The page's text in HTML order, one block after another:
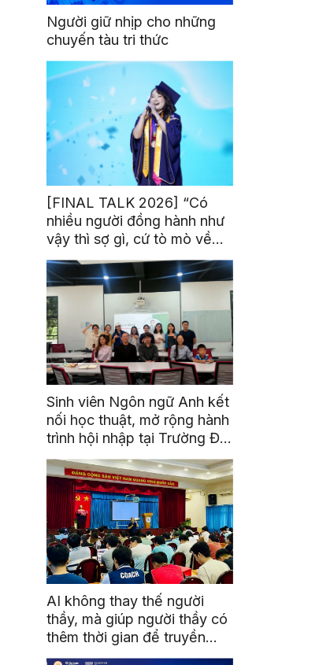
Người giữ nhịp cho những
chuyến tàu tri thức
[FINAL TALK 2026] “Có
nhiều người đồng hành như
vậy thì sợ gì, cứ tò mò về
thế giới thôi”
Sinh viên Ngôn ngữ Anh kết
nối học thuật, mở rộng hành
trình hội nhập tại Trường Đại
học Quốc gia Malaysia
AI không thay thế người
thầy, mà giúp người thầy có
thêm thời gian để truyền
cảm hứng